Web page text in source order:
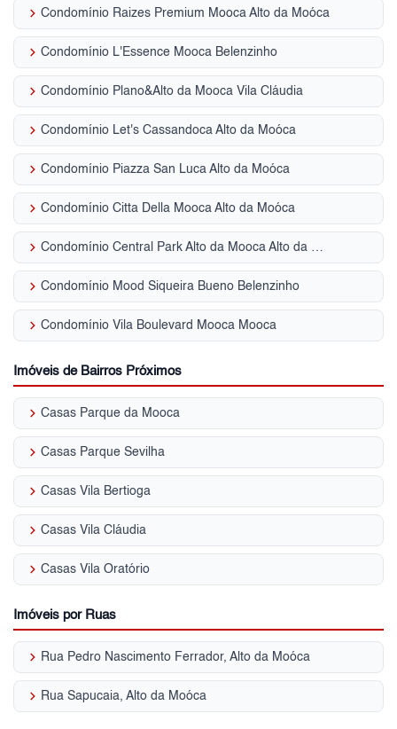
keyboard_arrow_right Condomínio Raizes Premium Mooca Alto da Moóca
keyboard_arrow_right Condomínio L'Essence Mooca Belenzinho
keyboard_arrow_right Condomínio Plano&Alto da Mooca Vila Cláudia
keyboard_arrow_right Condomínio Let's Cassandoca Alto da Moóca
keyboard_arrow_right Condomínio Piazza San Luca Alto da Moóca
keyboard_arrow_right Condomínio Citta Della Mooca Alto da Moóca
keyboard_arrow_right Condomínio Central Park Alto da Mooca Alto da Moóca
keyboard_arrow_right Condomínio Mood Siqueira Bueno Belenzinho
keyboard_arrow_right Condomínio Vila Boulevard Mooca Mooca
Imóveis de Bairros Próximos
keyboard_arrow_right Casas Parque da Mooca
keyboard_arrow_right Casas Parque Sevilha
keyboard_arrow_right Casas Vila Bertioga
keyboard_arrow_right Casas Vila Cláudia
keyboard_arrow_right Casas Vila Oratório
Imóveis por Ruas
keyboard_arrow_right Rua Pedro Nascimento Ferrador, Alto da Moóca
keyboard_arrow_right Rua Sapucaia, Alto da Moóca